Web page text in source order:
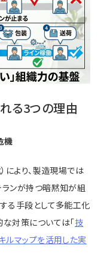
る3つの理由
機
より、製造現場では
ンが持つ暗黙知が組
る手段として多能工化
対策については「技
ルマップを活用した実